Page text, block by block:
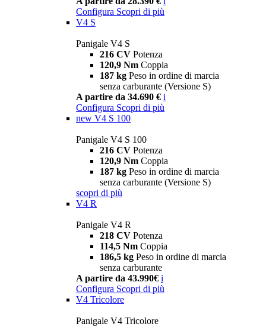
Configura Scopri di più
V4 S
Panigale V4 S
216 CV Potenza
120,9 Nm Coppia
187 kg Peso in ordine di marcia
senza carburante (Versione S)
A partire da 34.690 € i
Configura Scopri di più
new V4 S 100
Panigale V4 S 100
216 CV Potenza
120,9 Nm Coppia
187 kg Peso in ordine di marcia
senza carburante (Versione S)
scopri di più
V4 R
Panigale V4 R
218 CV Potenza
114,5 Nm Coppia
186,5 kg Peso in ordine di marcia
senza carburante
A partire da 43.990€ i
Configura Scopri di più
V4 Tricolore
Panigale V4 Tricolore